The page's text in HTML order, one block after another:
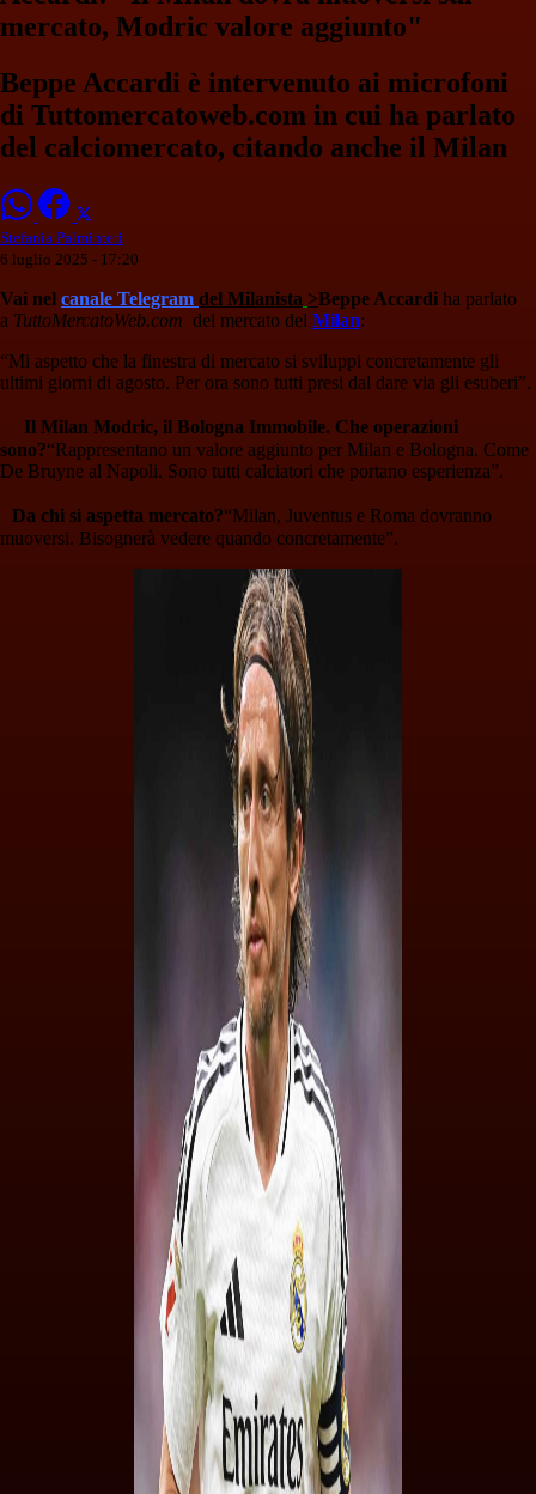
mercato, Modric valore aggiunto"
Beppe Accardi è intervenuto ai microfoni
di Tuttomercatoweb.com in cui ha parlato
del calciomercato, citando anche il Milan
Stefania Palminteri
6 luglio 2025 - 17:20
Vai nel canale Telegram del Milanista >Beppe Accardi ha parlato
a TuttoMercatoWeb.com del mercato del Milan:
“Mi aspetto che la finestra di mercato si sviluppi concretamente gli
ultimi giorni di agosto. Per ora sono tutti presi dal dare via gli esuberi”.
Il Milan Modric, il Bologna Immobile. Che operazioni
sono?“Rappresentano un valore aggiunto per Milan e Bologna. Come
De Bruyne al Napoli. Sono tutti calciatori che portano esperienza”.
Da chi si aspetta mercato?“Milan, Juventus e Roma dovranno
muoversi. Bisognerà vedere quando concretamente”.